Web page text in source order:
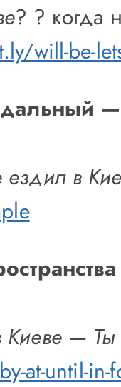
? ? когда
will-be-
—
ездил в
Киеве —
at-until-in-